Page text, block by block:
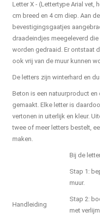
Letter X - (Lettertype Arial vet,
cm breed en 4 cm diep. Aan
bevestigingsgaatjes
draadeindjes meegeleverd
worden gedraaid. Er ontstaat
ook vrij van de muur kunnen
De letters zijn winterhard en
Beton is een natuurproduct
gemaakt. Elke letter is
vertonen in uiterlijk en kleur.
twee of meer letters bestelt,
maken.
Handleiding
Bij de
Stap 1:
muur.
Stap 2:
met